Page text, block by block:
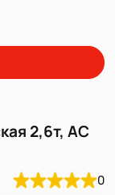
2,6т, AC
0